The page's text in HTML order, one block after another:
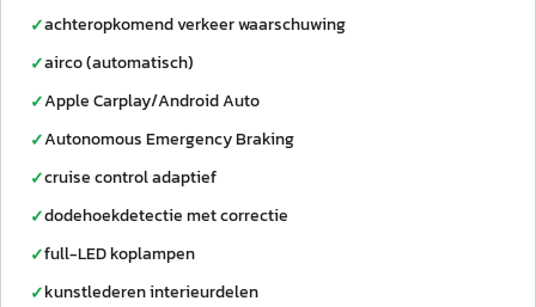
✓achteropkomend verkeer waarschuwing
✓airco (automatisch)
✓Apple Carplay/Android Auto
✓Autonomous Emergency Braking
✓cruise control adaptief
✓dodehoekdetectie met correctie
✓full-LED koplampen
✓kunstlederen interieurdelen